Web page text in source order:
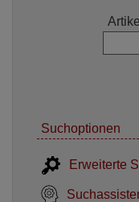
Suchoptionen
Erweiterte